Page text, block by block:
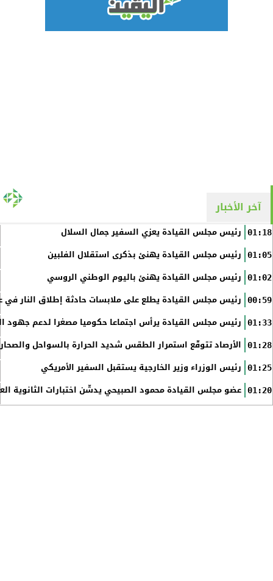
آخر الأخبار
01:18 رئيس مجلس القيادة يعزي السفير جمال السلال
01:05 رئيس مجلس القيادة يهنئ بذكرى استقلال الفلبين
01:02 رئيس مجلس القيادة يهنئ باليوم الوطني الروسي
00:59 رئيس مجلس القيادة يطلع على ملابسات حادثة إطلاق النار في
01:33 رئيس مجلس القيادة يرأس اجتماعا حكوميا مصغرا لدعم جهود
01:28 الأرصاد تتوقّع استمرار الطقس شديد الحرارة بالسواحل
01:25 رئيس الوزراء وزير الخارجية يستقبل السفير الأمريكي
01:20 عضو مجلس القيادة محمود الصبيحي يدشّن اختبارات الثانوية